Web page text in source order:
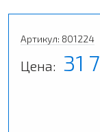
Артикул: 801224
Цена: 31